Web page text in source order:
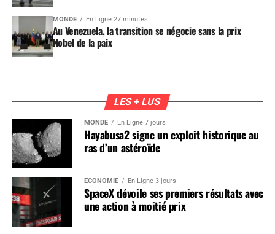
MONDE En Ligne 27 minutes
Au Venezuela, la transition se négocie sans la prix
Nobel de la paix
LES + LUS
MONDE En Ligne 7 jours
Hayabusa2 signe un exploit historique au
ras d’un astéroïde
ÉCONOMIE En Ligne 3 jours
SpaceX dévoile ses premiers résultats avec
une action à moitié prix